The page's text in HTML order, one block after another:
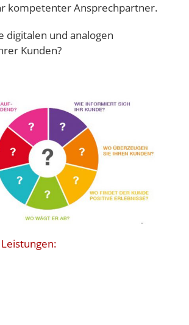
kompetenter Ansprechpartner.
digitalen und analogen
Kunden?